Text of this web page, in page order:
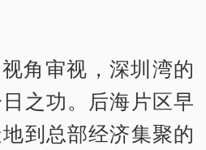
角审视，深圳湾的
之功。后海片区早
到总部经济集聚的